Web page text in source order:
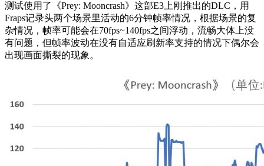
测试使用了《Prey: Mooncrash》这部E3上刚推出的DLC，用
Fraps记录头两个场景里活动的6分钟帧率情况，根据场景的复
杂情况，帧率可能会在70fps~140fps之间浮动，流畅大体上没
有问题，但帧率波动在没有自适应刷新率支持的情况下偶尔会
出现画面撕裂的现象。